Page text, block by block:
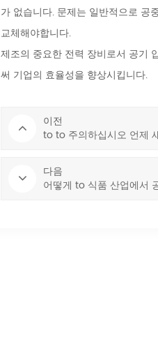
가 없습니다. 문제는 일반적으로 공
교체해야합니다.
제조의 중요한 전력 장비로서 공기
써 기업의 효율성을 향상시킵니다.
이전
to to 주의하십시오 언제
다음
어떻게 to 식품 산업에서